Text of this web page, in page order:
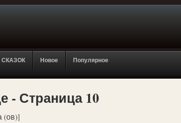
Новое Популярное
- Страница 10
(ов)]